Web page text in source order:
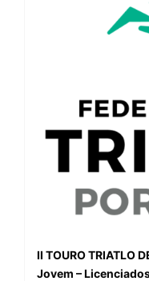
II TOURO TRIATLO
Jovem –